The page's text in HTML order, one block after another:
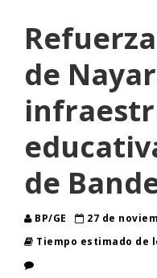
de
de
BP/GE
27 de
Tiempo estimado de